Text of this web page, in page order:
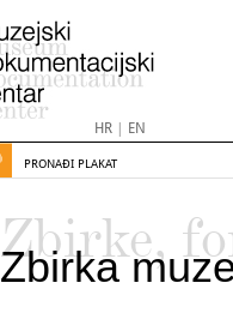
HR| EN
PRONAĐI PLAKAT
Zbirke,
Zbirka